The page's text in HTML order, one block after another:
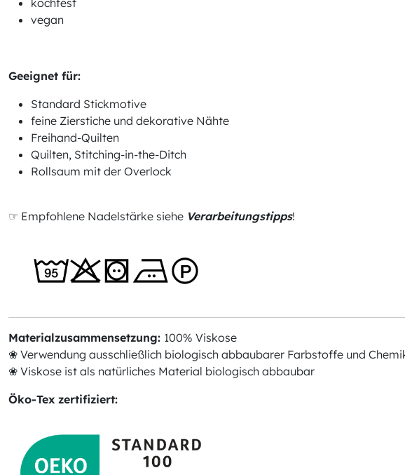
kochfest
vegan
Geeignet für:
Standard Stickmotive
feine Zierstiche und dekorative Nähte
Freihand-Quilten
Quilten, Stitching-in-the-Ditch
Rollsaum mit der Overlock
☞ Empfohlene Nadelstärke siehe Verarbeitungstipps!
Materialzusammensetzung: 100% Viskose
❀ Verwendung ausschließlich biologisch abbaubarer Farbstoffe und
❀ Viskose ist als natürliches Material biologisch abbaubar
Öko-Tex zertifiziert: